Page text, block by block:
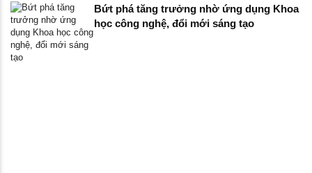
Bứt phá tăng trưởng nhờ ứng dụng Khoa
học công nghệ, đổi mới sáng tạo